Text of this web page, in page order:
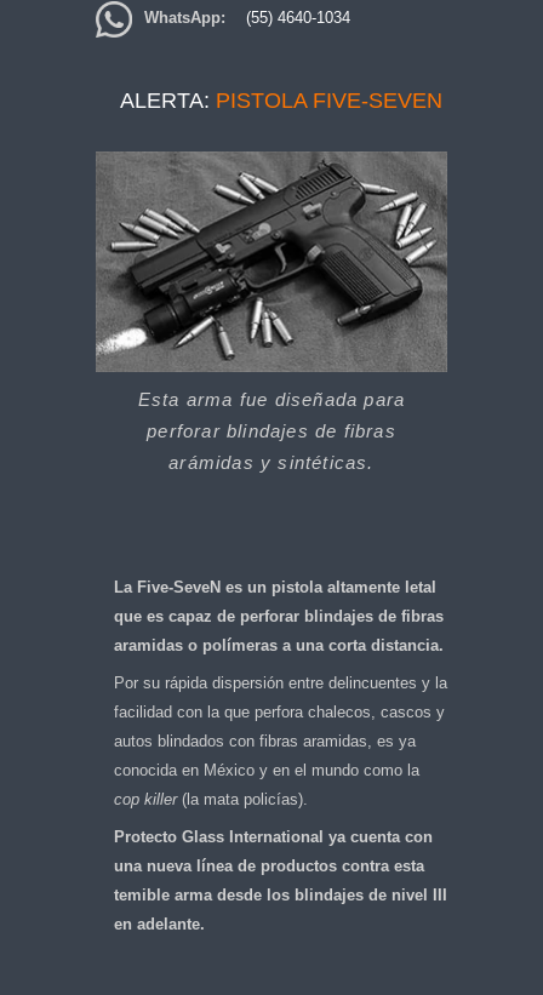
WhatsApp: (55) 4640-1034
ALERTA: PISTOLA FIVE-SEVEN
Esta arma fue diseñada para
perforar blindajes de fibras
arámidas y sintéticas.
La Five-SeveN es un pistola altamente letal
que es capaz de perforar blindajes de fibras
aramidas o polímeras a una corta distancia.
Por su rápida dispersión entre delincuentes y la
facilidad con la que perfora chalecos, cascos y
autos blindados con fibras aramidas, es ya
conocida en México y en el mundo como la
cop killer(la mata policías).
Protecto Glass International ya cuenta con
una nueva línea de productos contra esta
temible arma desde los blindajes de nivel III
en adelante.